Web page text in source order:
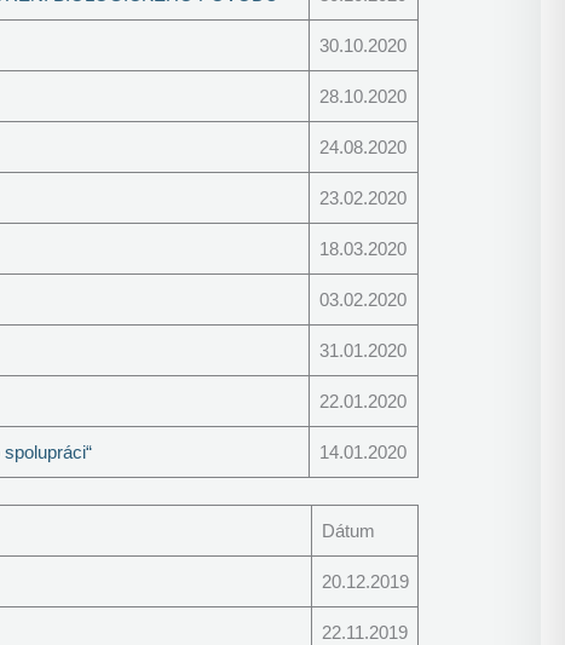
30.10.2020
28.10.2020
24.08.2020
23.02.2020
18.03.2020
03.02.2020
31.01.2020
22.01.2020
14.01.2020
Dátum
20.12.2019
22.11.2019